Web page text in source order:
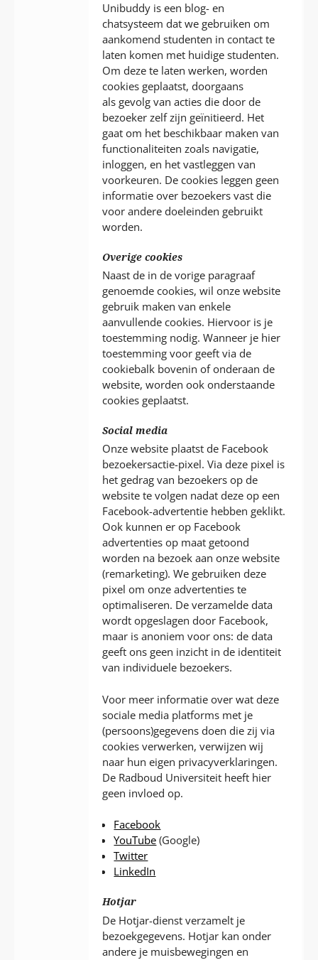
Unibuddy is een blog- en
chatsysteem dat we gebruiken om
aankomend studenten in contact te
laten komen met huidige studenten.
Om deze te laten werken, worden
cookies geplaatst, doorgaans
als gevolg van acties die door de
bezoeker zelf zijn geïnitieerd. Het
gaat om het beschikbaar maken van
functionaliteiten zoals navigatie,
inloggen, en het vastleggen van
voorkeuren. De cookies leggen geen
informatie over bezoekers vast die
voor andere doeleinden gebruikt
worden.
Overige cookies
Naast de in de vorige paragraaf
genoemde cookies, wil onze website
gebruik maken van enkele
aanvullende cookies. Hiervoor is je
toestemming nodig. Wanneer je hier
toestemming voor geeft via de
cookiebalk bovenin of onderaan de
website, worden ook onderstaande
cookies geplaatst.
Social media
Onze website plaatst de Facebook
bezoekersactie-pixel. Via deze pixel is
het gedrag van bezoekers op de
website te volgen nadat deze op een
Facebook-advertentie hebben geklikt.
Ook kunnen er op Facebook
advertenties op maat getoond
worden na bezoek aan onze website
(remarketing). We gebruiken deze
pixel om onze advertenties te
optimaliseren. De verzamelde data
wordt opgeslagen door Facebook,
maar is anoniem voor ons: de data
geeft ons geen inzicht in de identiteit
van individuele bezoekers.
Voor meer informatie over wat deze
sociale media platforms met je
(persoons)gegevens doen die zij via
cookies verwerken, verwijzen wij
naar hun eigen privacyverklaringen.
De Radboud Universiteit heeft hier
geen invloed op.
Facebook
YouTube (Google)
Twitter
LinkedIn
Hotjar
De Hotjar-dienst verzamelt je
bezoekgegevens. Hotjar kan onder
andere je muisbewegingen en